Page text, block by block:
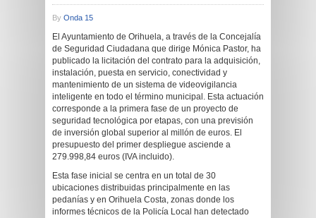
By Onda 15
El Ayuntamiento de Orihuela, a través de la Concejalía
de Seguridad Ciudadana que dirige Mónica Pastor, ha
publicado la licitación del contrato para la adquisición,
instalación, puesta en servicio, conectividad y
mantenimiento de un sistema de videovigilancia
inteligente en todo el término municipal. Esta actuación
corresponde a la primera fase de un proyecto de
seguridad tecnológica por etapas, con una previsión
de inversión global superior al millón de euros. El
presupuesto del primer despliegue asciende a
279.998,84 euros (IVA incluido).
Esta fase inicial se centra en un total de 30
ubicaciones distribuidas principalmente en las
pedanías y en Orihuela Costa, zonas donde los
informes técnicos de la Policía Local han detectado